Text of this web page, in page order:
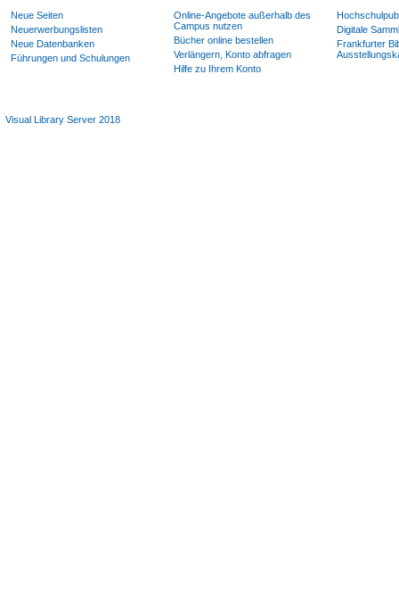
Neue Seiten
Neuerwerbungslisten
Neue Datenbanken
Führungen und Schulungen
Online-Angebote außerhalb des
Campus nutzen
Bücher online bestellen
Verlängern, Konto abfragen
Hilfe zu Ihrem Konto
Digitale
Frankfurter
Visual Library Server 2018